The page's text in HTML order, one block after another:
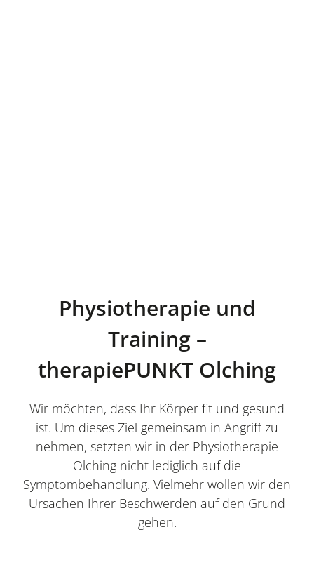
Physiotherapie und
Training –
therapiePUNKT Olching
Wir möchten, dass Ihr Körper fit und gesund
ist. Um dieses Ziel gemeinsam in Angriff zu
nehmen, setzten wir in der Physiotherapie
Olching nicht lediglich auf die
Symptombehandlung. Vielmehr wollen wir den
Ursachen Ihrer Beschwerden auf den Grund
gehen.